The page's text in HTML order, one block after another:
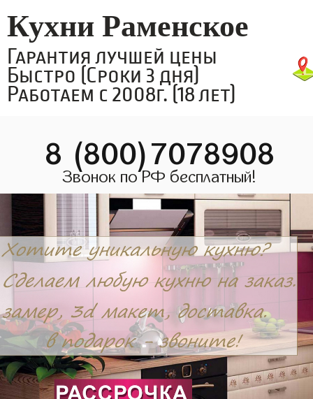
Кухни Раменское
Гарантия лучшей цены
Быстро (Сроки 3 дня)
Работаем с 2008г. (18 лет)
8 (800)7078908
Звонок по РФ бесплатный!